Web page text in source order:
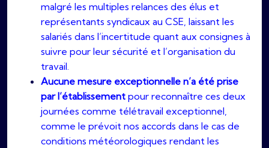
malgré les multiples relances des élus et
représentants syndicaux au CSE, laissant les
salariés dans l’incertitude quant aux consignes à
suivre pour leur sécurité et l’organisation du
travail.
Aucune mesure exceptionnelle n’a été prise
par l’établissement pour reconnaître ces deux
journées comme télétravail exceptionnel,
comme le prévoit nos accords dans le cas de
conditions météorologiques rendant les